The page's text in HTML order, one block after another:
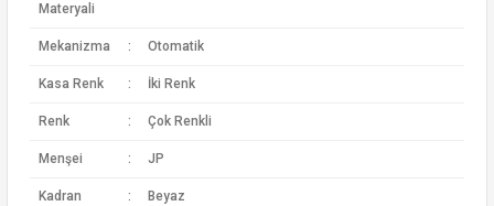
Materyali
Mekanizma : Otomatik
Kasa Renk : İki Renk
Renk : Çok Renkli
Menşei : JP
Kadran
: Beyaz